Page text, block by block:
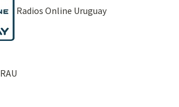
Radios Online Uruguay
RAU